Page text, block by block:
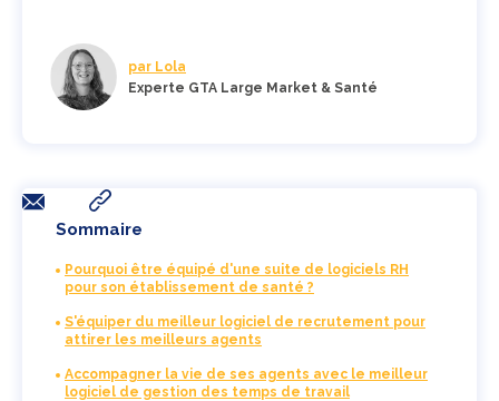
par Lola
Experte GTA Large Market & Santé
Sommaire
Pourquoi être équipé d'une suite de logiciels RH
pour son établissement de santé ?
S'équiper du meilleur logiciel de recrutement pour
attirer les meilleurs agents
Accompagner la vie de ses agents avec le meilleur
logiciel de gestion des temps de travail